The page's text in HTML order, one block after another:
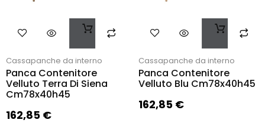
Cassapanche da interno
Panca Contenitore
Velluto Terra Di Siena
Cm78x40h45
162,85 €
Cassapanche da interno
Panca Contenitore
Velluto Blu Cm78x40h45
162,85 €